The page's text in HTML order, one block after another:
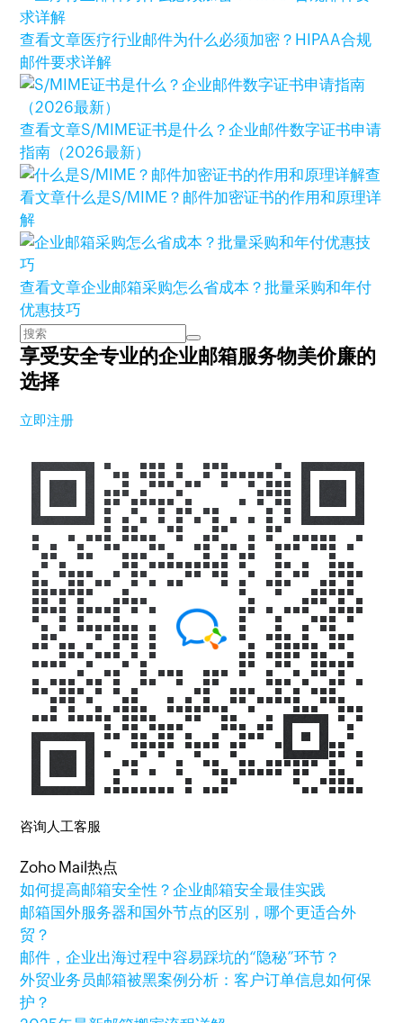
查看文章医疗行业邮件为什么必须加密？HIPAA合规
邮件要求详解
查看文章S/MIME证书是什么？企业邮件数字证书申请
指南（2026最新）
查
看文章什么是S/MIME？邮件加密证书的作用和原理详
解
查看文章企业邮箱采购怎么省成本？批量采购和年付
优惠技巧
享受安全专业的企业邮箱服务物美价廉的
选择
立即注册
咨询人工客服
Zoho Mail热点
如何提高邮箱安全性？企业邮箱安全最佳实践
邮箱国外服务器和国外节点的区别，哪个更适合外
贸？
邮件，企业出海过程中容易踩坑的“隐秘”环节？
外贸业务员邮箱被黑案例分析：客户订单信息如何保
护？